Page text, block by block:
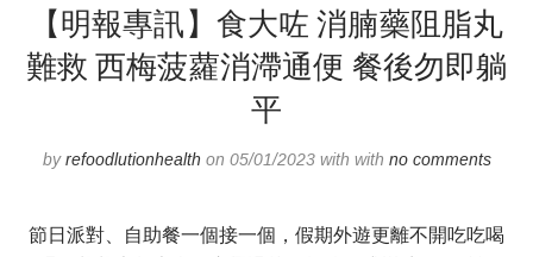
【明報專訊】食大咗 消腩藥阻脂丸
難救 西梅菠蘿消滯通便 餐後勿即躺
平
byrefoodlutionhealth on 05/01/2023 with with no comments
節日派對、自助餐一個接一個，假期外遊更離不開吃吃喝